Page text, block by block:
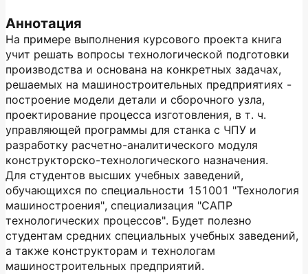
Аннотация
На примере выполнения курсового проекта книга
учит решать вопросы технологической подготовки
производства и основана на конкретных задачах,
решаемых на машиностроительных предприятиях -
построение модели детали и сборочного узла,
проектирование процесса изготовления, в т. ч.
управляющей программы для станка с ЧПУ и
разработку расчетно-аналитического модуля
конструкторско-технологического назначения.
Для студентов высших учебных заведений,
обучающихся по специальности 151001 "Технология
машиностроения", специализация "САПР
технологических процессов". Будет полезно
студентам средних специальных учебных заведений,
а также конструкторам и технологам
машиностроительных предприятий.